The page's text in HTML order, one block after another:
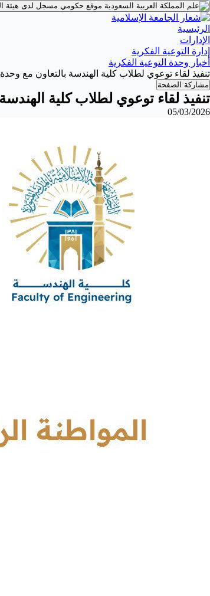
موقع حكومي مسجل لدى هيئة
الرئيسية
الإدارات
إدارة التوعية الفكرية
أخبار وحدة التوعية الفكرية
تنفيذ لقاء توعوي لطلاب كلية الهندسة بالتعاون مع وحدة التوعية
مشاركة الصفحة
تنفيذ لقاء توعوي لطلاب كلية الهندسة
05/03/2026